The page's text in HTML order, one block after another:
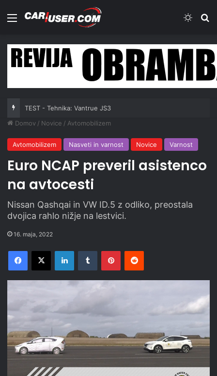
Meni
TEST - Tehnika: Vantrue JS3
Domov / Novice / Avtomobilizem
Avtomobilizem Nasveti in varnost Novice Varnost
Euro NCAP preveril asistenco
na avtocesti
Nissan Qashqai in VW ID.5 z odliko, preostala
dvojica rahlo nižje na lestvici.
16. maja, 2022
Facebook
X LinkedInTumblr PinterestReddit